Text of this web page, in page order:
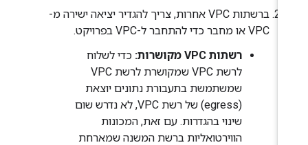
ברשתות VPC אחרות, צריך להגדיר יציאה ישירה מ-
VPC או מחבר כדי להתחבר ל-VPC בפרויקט.
רשתות VPC מקושרות:
כדי לשלוח
לרשת VPC שמקושרת לרשת VPC
שמשתמשת בתעבורת נתונים יוצאת
(egress) של רשת VPC, לא נדרש שום
שינוי בהגדרות. עם זאת, המכונות
הווירטואליות ברשת המשנה שמארחת